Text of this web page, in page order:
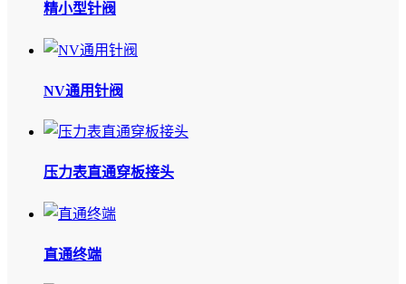
精小型针阀
NV通用针阀
压力表直通穿板接头
直通终端